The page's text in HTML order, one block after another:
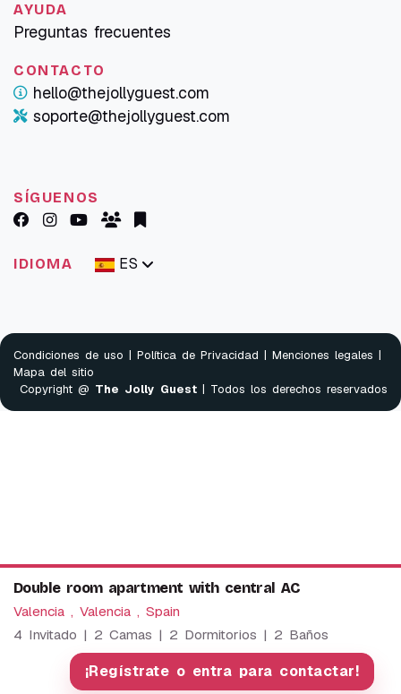
Double room apartment with central AC
Valencia , Valencia , Spain
4 Invitado | 2 Camas | 2 Dormitorios | 2 Baños
¡Regístrate o entra para contactar!
AYUDA
Preguntas frecuentes
CONTACTO
hello@thejollyguest.com
soporte@thejollyguest.com
SÍGUENOS
IDIOMA ES
Condiciones de uso | Política de Privacidad | Menciones legales |
Mapa del sitio
Copyright @ The Jolly Guest | Todos los derechos reservados
We use cookies to provide our services. By using this